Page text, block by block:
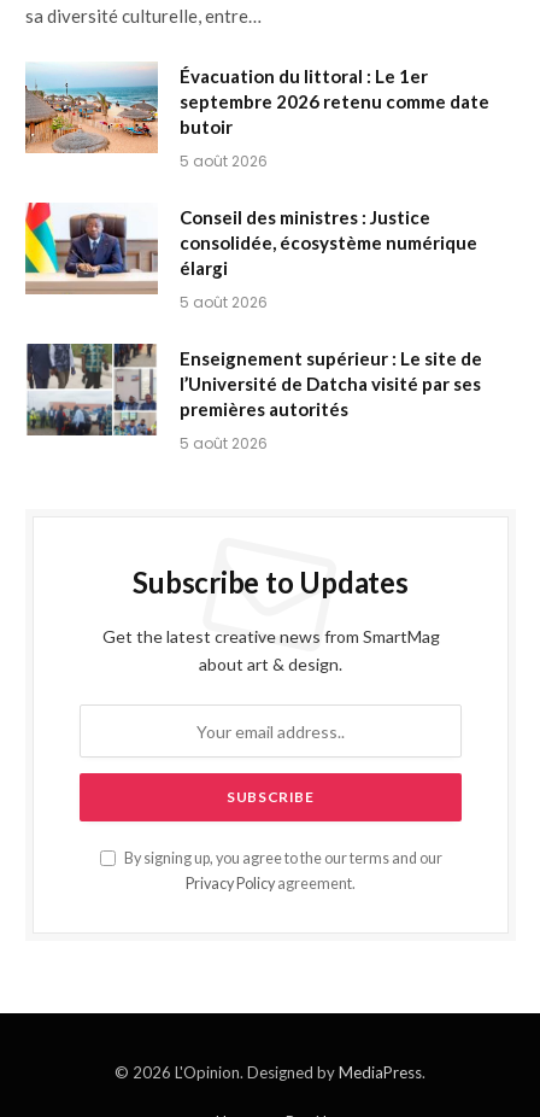
sa diversité culturelle, entre…
Évacuation du littoral : Le 1er
septembre 2026 retenu comme date
butoir
5 août 2026
Conseil des ministres : Justice
consolidée, écosystème numérique
élargi
5 août 2026
Enseignement supérieur : Le site de
l’Université de Datcha visité par ses
premières autorités
5 août 2026
Subscribe to Updates
Get the latest creative news from SmartMag
about art & design.
By signing up, you agree to the our terms and our
Privacy Policy agreement.
© 2026 L'Opinion. Designed byMediaPress.